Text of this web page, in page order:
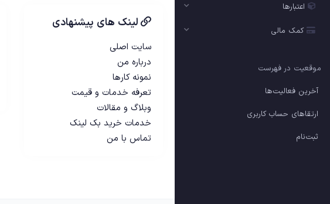
اعتبارها
کمک مالی
موقعیت در فهرست
آخرین فعالیت‌ها
ارتقاهای حساب کاربری
ثبت‌نام
لینک های پیشنهادی
سایت اصلی
درباره من
نمونه کارها
تعرفه خدمات و قیمت
وبلاگ و مقالات
خدمات خرید بک لینک
تماس با من